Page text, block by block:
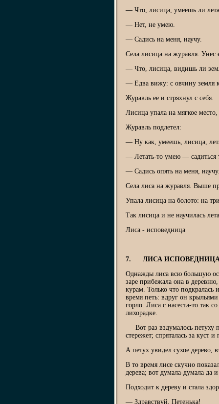
— Что, лисица, умеешь ли
— Нет, не умею.
— Садись на меня, научу.
Села лисица на журавля. Унес
— Что, лисица, видишь ли
— Едва вижу: с овчину земля
Журавль ее и стряхнул с себя.
Лисица упала на мягкое
Журавль подлетел:
— Ну как, умеешь, лисица,
— Летать-то умею — садиться
— Садись опять на меня,
Села лиса на журавля. Выше
Упала лисица на болото: на
Так лисица и не научилась
Лиса - исповедница
7. ЛИСА
Однажды лиса всю большую
заре прибежала она в
курам. Только что подкралась
время петь: вдруг он
горло. Лиса с насеста-то так
лихорадке.
Вот раз вздумалось петуху
стережет; спряталась за куст
А петух увидел сухое дерево,
В то время лисе скучно
дерева; вот думала-думала
Подходит к дереву и стала
— Здравствуй, Петенька!